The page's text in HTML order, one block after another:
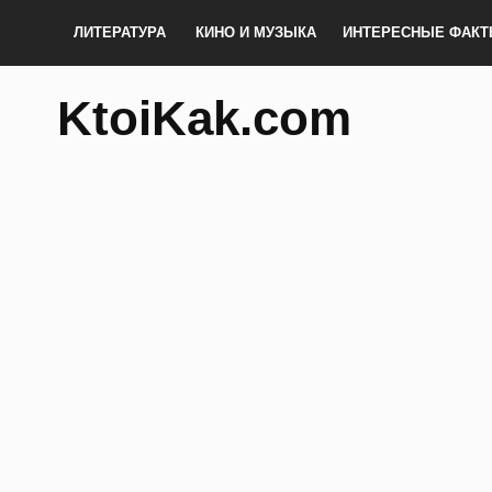
ЛИТЕРАТУРА КИНО И МУЗЫКА ИНТЕРЕСНЫЕ
KtoiKak.com